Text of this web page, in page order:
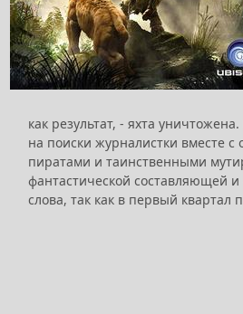
как результат, - яхта
на поиски журналистки вместе с
пиратами и таинственными
фантастической составляющей
слова, так как в первый